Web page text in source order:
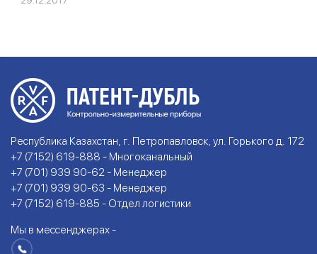
Республика Казахстан, г. Петропавловск, ул. Горького д. 172
+7 (7152) 619-888 - Многоканальный
+7 (701) 939 90-62 - Менеджер
+7 (701) 939 90-63 - Менеджер
+7 (7152) 619-885 - Отдел логистики
Мы в мессенджерах -